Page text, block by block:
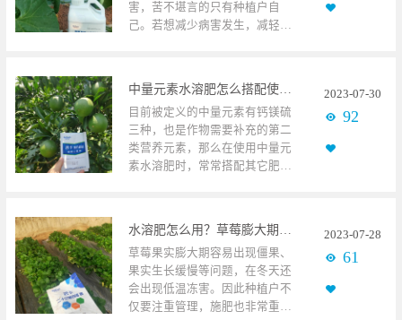
害，苦不堪言的只有种植户自
己。若想减少病害发生，减轻烦
高品质水溶肥具备营养全、含量
高、养分健康的特点，首先能保
证作物使用后，不发生伤害作
用，其次，能确保作物吸收足够
营养，使之生长健壮，然后，能
的碧卡水溶肥，特别加入核心物
能，能预防各个时期的病害，使
其茁壮生长，保证品质，增加产
量。近来雨水甚多，伴随着气温
下滑，仿佛冬季已经来临，且还
中量元素水溶肥怎么搭配使用较好？
目前被定义的中量元素有钙镁硫
三种，也是作物需要补充的第二
类营养元素，那么在使用中量元
素水溶肥时，常常搭配其它肥料
肥，一般是过磷酸钙、生石灰
等，与颗粒复合肥一起使用，也
可搭配菌肥、有机肥、碧卡微生
物菌剂等，提高肥料利用率，减
轻土壤板结。2、做叶面肥时液态
2023-07-30
92
草莓果实膨大期容易出现僵果、
果实生长缓慢等问题，在冬天还
会出现低温冻害。因此种植户不
仅要注重管理，施肥也非常重
2023-07-28
61